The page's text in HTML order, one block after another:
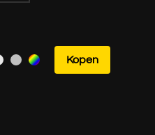
Kopen